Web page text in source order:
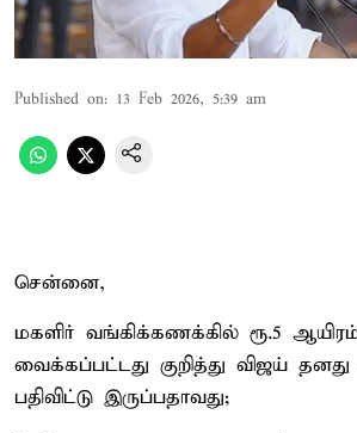
Published on: 13 Feb 2026, 5:39 am
சென்னை,
மகளிர் வங்கிக்கணக்கில் ரூ.5
வைக்கப்பட்டது குறித்து விஜய்
பதிவிட்டு இருப்பதாவது;